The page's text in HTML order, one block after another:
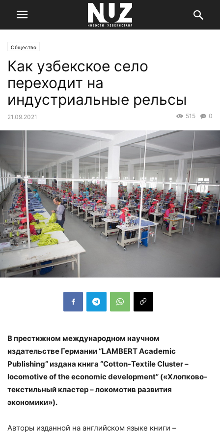
Общество
Как узбекское село
переходит на
индустриальные рельсы
21.09.2021 0
515
В престижном международном научном
издательстве Германии “LAMBERT Academic
Publishing” издана книга “Cotton-Textile Cluster –
loсomotive of the economic development” («Хлопково-
текстильный кластер – локомотив развития
экономики»).
Авторы изданной на английском языке книги –